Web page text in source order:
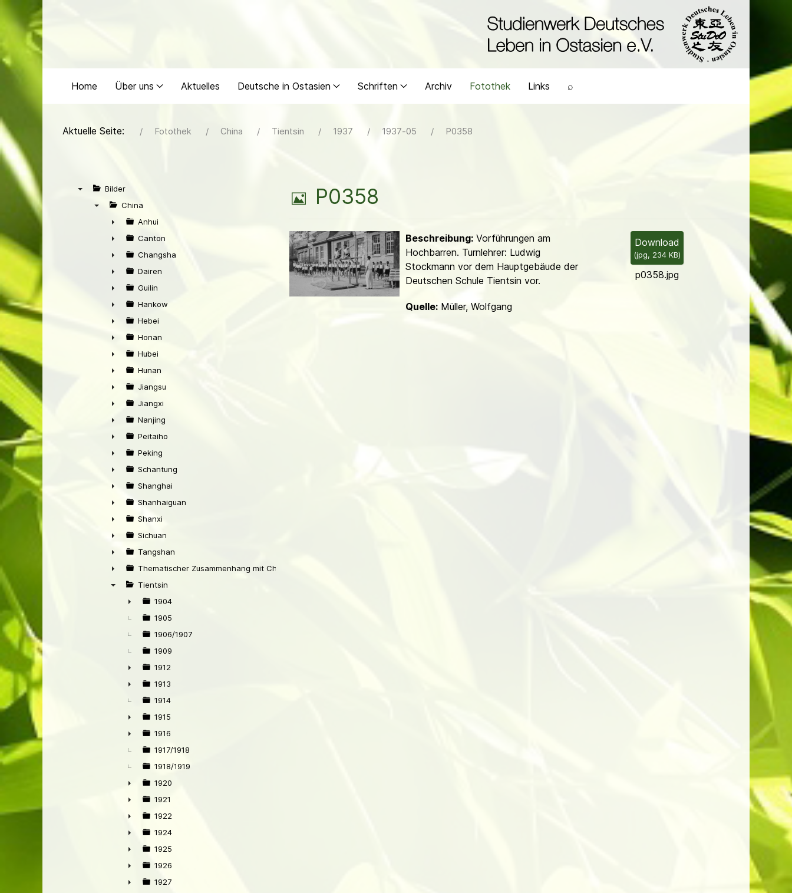
Home Über uns Aktuelles Deutsche in Ostasien Schriften Archiv Fotothek Links ⌕
Aktuelle Seite: Fotothek China Tientsin 1937 1937-05 P0358
Bilder
China
►
Anhui
►
Canton
►
Changsha
►
Dairen
►
Guilin
►
Hankow
►
Hebei
►
Honan
►
Hubei
►
Hunan
►
Jiangsu
►
Jiangxi
►
Nanjing
►
Peitaiho
►
Peking
►
Schantung
►
Shanghai
►
Shanhaiguan
►
Shanxi
►
Sichuan
►
Tangshan
►
Thematischer Zusammenhang mit China
Tientsin
►
1904
1905
1906/1907
1909
►
1912
►
1913
1914
►
1915
►
1916
1917/1918
1918/1919
►
1920
►
1921
►
1922
►
1924
►
1925
►
1926
1927
B
l
d
P0358
Download
(jpg, 234 KB)
p0358.jpg
Beschreibung:Vorführungen am
Hochbarren. Turnlehrer: Ludwig
Stockmann vor dem Hauptgebäude der
Deutschen Schule Tientsin vor.
Quelle:Müller, Wolfgang